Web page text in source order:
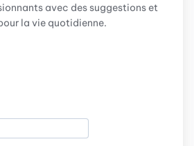
avec des suggestions et
la vie quotidienne.